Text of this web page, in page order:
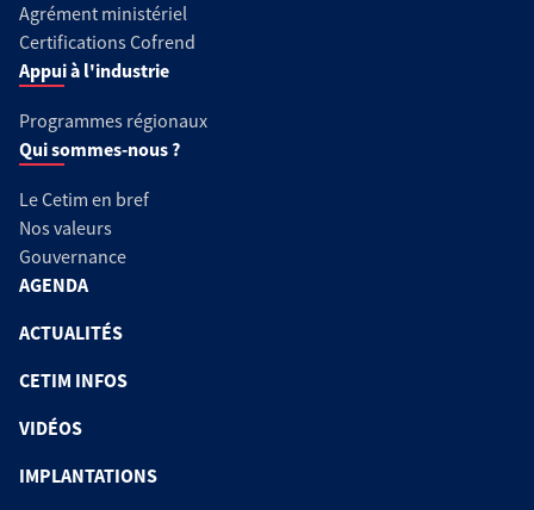
Agrément ministériel
Certifications Cofrend
Appui à l'industrie
Programmes régionaux
Qui sommes-nous ?
Le Cetim en bref
Nos valeurs
Gouvernance
AGENDA
ACTUALITÉS
CETIM INFOS
VIDÉOS
IMPLANTATIONS